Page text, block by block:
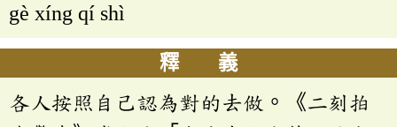
gè xíng qí shì
釋 義
各人按照自己認為對的去做。《二刻拍